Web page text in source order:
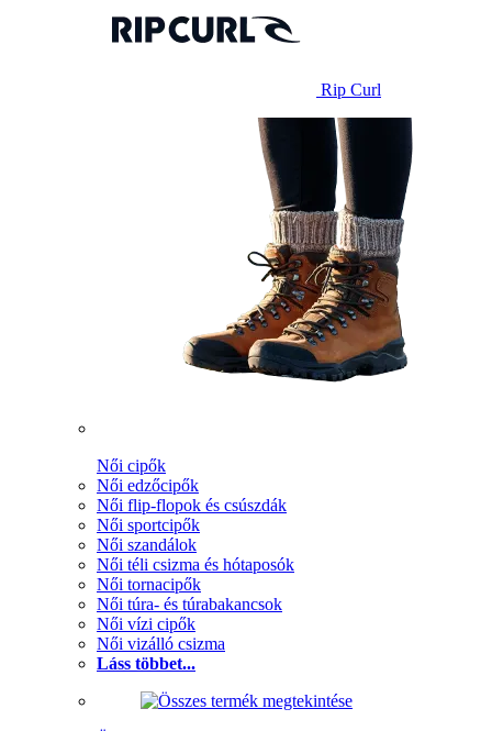
Rip Curl
Női cipők
Női edzőcipők
Női flip-flopok és csúszdák
Női sportcipők
Női szandálok
Női téli csizma és hótaposók
Női tornacipők
Női túra- és túrabakancsok
Női vízi cipők
Női vizálló csizma
Láss többet...